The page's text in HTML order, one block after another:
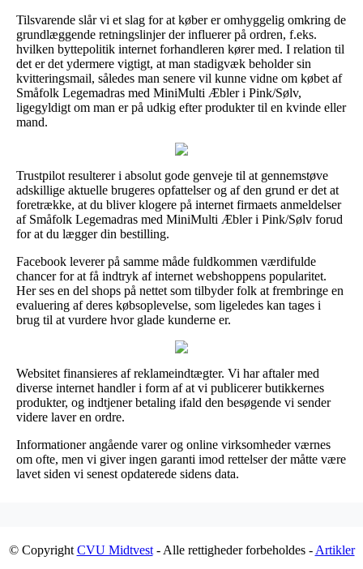
Tilsvarende slår vi et slag for at køber er omhyggelig omkring de
grundlæggende retningslinjer der influerer på ordren, f.eks.
hvilken byttepolitik internet forhandleren kører med. I relation til
det er det ydermere vigtigt, at man stadigvæk beholder sin
kvitteringsmail, således man senere vil kunne vidne om købet af
Småfolk Legemadras med MiniMulti Æbler i Pink/Sølv,
ligegyldigt om man er på udkig efter produkter til en kvinde eller
mand.
Trustpilot resulterer i absolut gode genveje til at gennemstøve
adskillige aktuelle brugeres opfattelser og af den grund er det at
foretrække, at du bliver klogere på internet firmaets anmeldelser
af Småfolk Legemadras med MiniMulti Æbler i Pink/Sølv forud
for at du lægger din bestilling.
Facebook leverer på samme måde fuldkommen værdifulde
chancer for at få indtryk af internet webshoppens popularitet.
Her ses en del shops på nettet som tilbyder folk at frembringe en
evaluering af deres købsoplevelse, som ligeledes kan tages i
brug til at vurdere hvor glade kunderne er.
Websitet finansieres af reklameindtægter. Vi har aftaler med
diverse internet handler i form af at vi publicerer butikkernes
produkter, og indtjener betaling ifald den besøgende vi sender
videre laver en ordre.
Informationer angående varer og online virksomheder værnes
om ofte, men vi giver ingen garanti imod rettelser der måtte være
lavet siden vi senest opdaterede sidens data.
© Copyright CVU Midtvest- Alle rettigheder forbeholdes - Artikler